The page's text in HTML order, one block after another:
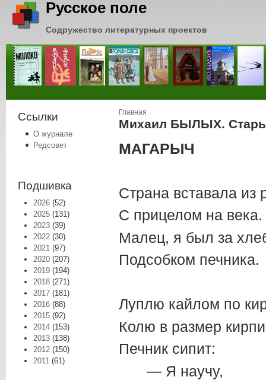
Русское поле
Содружество литературных проектов
Ссылки
О журнале
Редсовет
Подшивка
2026 (52)
2025 (131)
2023 (39)
2022 (30)
2021 (97)
2020 (207)
2019 (194)
2018 (271)
2017 (181)
2016 (88)
2015 (92)
2014 (153)
2013 (138)
2012 (150)
2011 (61)
Вы здесь
Главная
Михаил БЫЛЫХ.
МАГАРЫЧ
Страна вставала из
С прицелом на века.
Малец, я был за
Подсобком печника.
Луплю кайлом по
Колю в размер
Печник сипит:
— Я научу,